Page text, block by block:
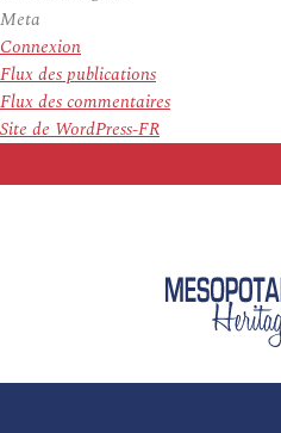
Meta
Connexion
Flux des publications
Flux des commentaires
Site de WordPress-FR